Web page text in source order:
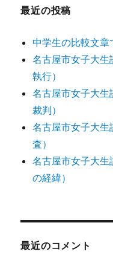
最近の投稿
中学生の比較文章
名古屋市女子大
執行）
名古屋市女子大
裁判）
名古屋市女子大
査）
名古屋市女子大
の経緯）
最近のコメント